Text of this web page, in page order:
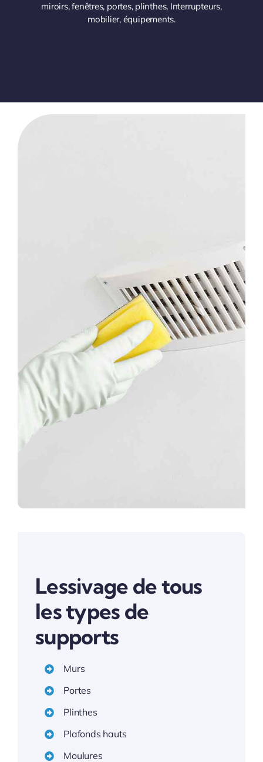
miroirs, fenêtres, portes, plinthes, Interrupteurs,
mobilier, équipements.
Lessivage de tous
les types de
supports
Murs
Portes
Plinthes
Plafonds hauts
Moulures